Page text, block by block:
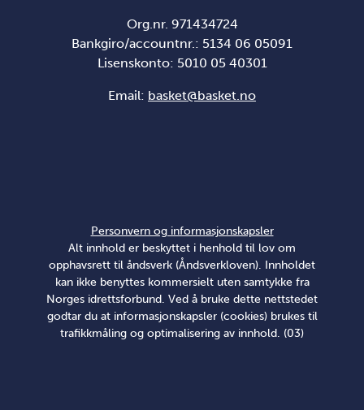
Org.nr. 971434724
Bankgiro/accountnr.: 5134 06 05091
Lisenskonto: 5010 05 40301
Email: basket@basket.no
Personvern og informasjonskapsler
Alt innhold er beskyttet i henhold til lov om
opphavsrett til åndsverk (Åndsverkloven). Innholdet
kan ikke benyttes kommersielt uten samtykke fra
Norges idrettsforbund. Ved å bruke dette nettstedet
godtar du at informasjonskapsler (cookies) brukes til
trafikkmåling og optimalisering av innhold. (03)